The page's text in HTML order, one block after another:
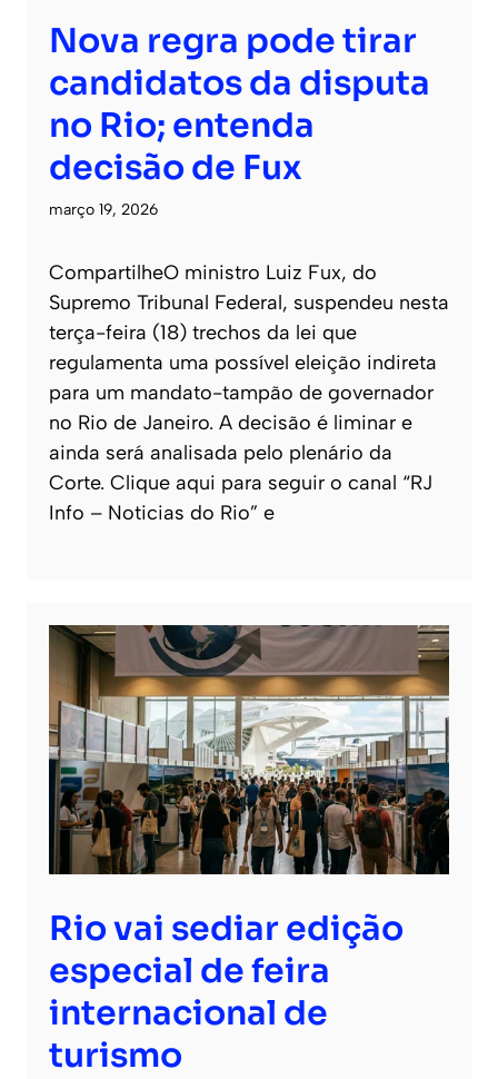
Nova regra pode tirar
candidatos da disputa
no Rio; entenda
decisão de Fux
março 19, 2026
CompartilheO ministro Luiz Fux, do
Supremo Tribunal Federal, suspendeu nesta
terça-feira (18) trechos da lei que
regulamenta uma possível eleição indireta
para um mandato-tampão de governador
no Rio de Janeiro. A decisão é liminar e
ainda será analisada pelo plenário da
Corte. Clique aqui para seguir o canal “RJ
Info – Noticias do Rio” e
Rio vai sediar edição
especial de feira
internacional de
turismo